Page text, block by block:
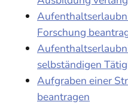
Forschung
selbständigen
Aufgraben einer
beantragen